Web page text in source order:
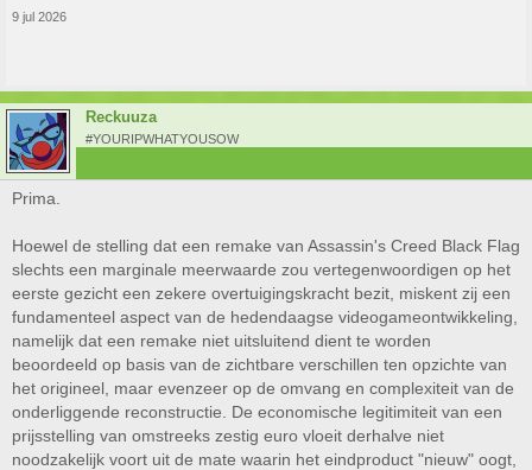
9 jul 2026
Reckuuza
#YOURIPWHATYOUSOW
Prima.
Hoewel de stelling dat een remake van Assassin's Creed Black Flag
slechts een marginale meerwaarde zou vertegenwoordigen op het
eerste gezicht een zekere overtuigingskracht bezit, miskent zij een
fundamenteel aspect van de hedendaagse videogameontwikkeling,
namelijk dat een remake niet uitsluitend dient te worden
beoordeeld op basis van de zichtbare verschillen ten opzichte van
het origineel, maar evenzeer op de omvang en complexiteit van de
onderliggende reconstructie. De economische legitimiteit van een
prijsstelling van omstreeks zestig euro vloeit derhalve niet
noodzakelijk voort uit de mate waarin het eindproduct "nieuw" oogt,